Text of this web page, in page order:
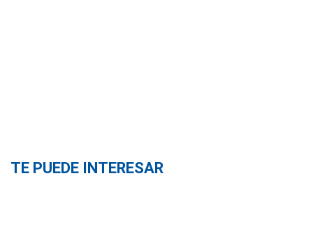
TE PUEDE INTERESAR